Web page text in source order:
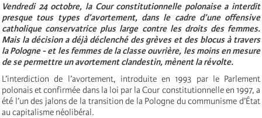
Vendredi 24 octobre, la Cour constitutionnelle polonaise a interdit
presque tous types d’avortement, dans le cadre d’une offensive
catholique conservatrice plus large contre les droits des femmes.
Mais la décision a déjà déclenché des grèves et des blocus à travers
la Pologne - et les femmes de la classe ouvrière, les moins en mesure
de se permettre un avortement clandestin, mènent la révolte.
L’interdiction de l’avortement, introduite en 1993 par le Parlement
polonais et confirmée dans la loi par la Cour constitutionnelle en 1997, a
été l’un des jalons de la transition de la Pologne du communisme d’État
au capitalisme néolibéral.